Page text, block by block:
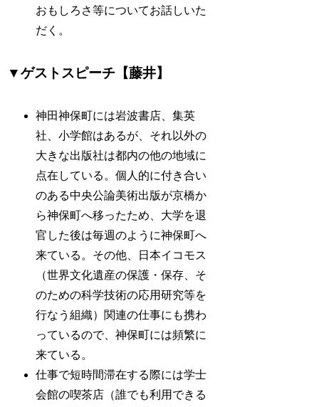
おもしろさ等についてお話しいた
だく。
▼ゲストスピーチ【藤井】
神田神保町には岩波書店、集英
社、小学館はあるが、それ以外の
大きな出版社は都内の他の地域に
点在している。個人的に付き合い
のある中央公論美術出版が京橋か
ら神保町へ移ったため、大学を退
官した後は毎週のように神保町へ
来ている。その他、日本イコモス
（世界文化遺産の保護・保存、そ
のための科学技術の応用研究等を
行なう組織）関連の仕事にも携わ
っているので、神保町には頻繁に
来ている。
仕事で短時間滞在する際には学士
会館の喫茶店（誰でも利用できる